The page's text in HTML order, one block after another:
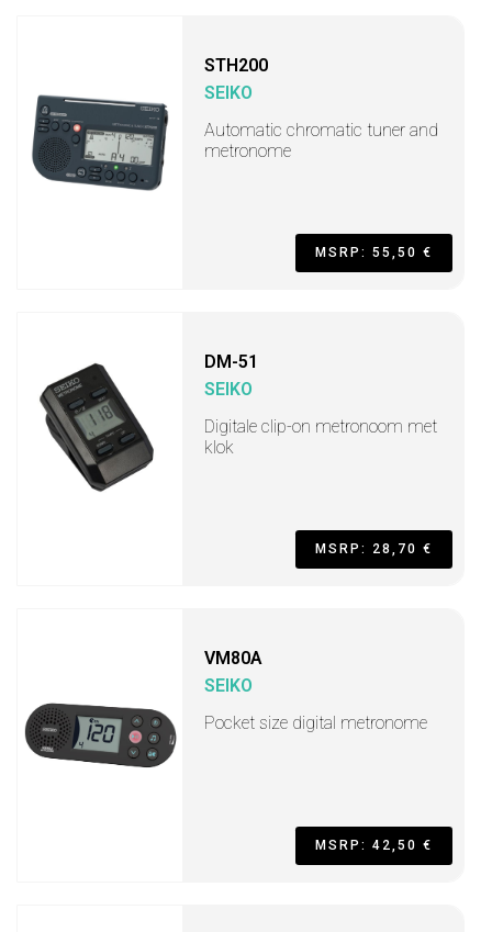
STH200
SEIKO
Automatic chromatic tuner and
metronome
MSRP: 55,50 €
DM-51
SEIKO
Digitale clip-on metronoom met
klok
MSRP: 28,70 €
VM80A
SEIKO
Pocket size digital metronome
MSRP: 42,50 €